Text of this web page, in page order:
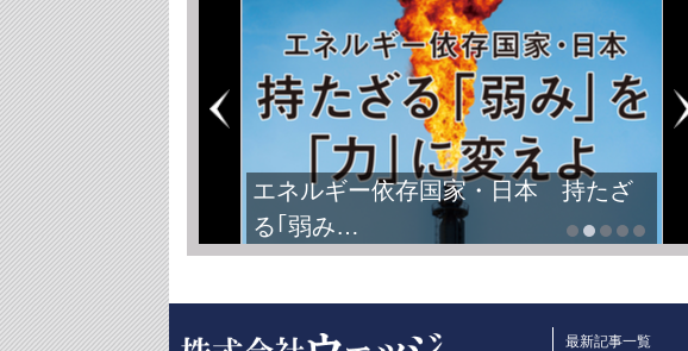
FIFAワールドカップ2026
最新記事一覧